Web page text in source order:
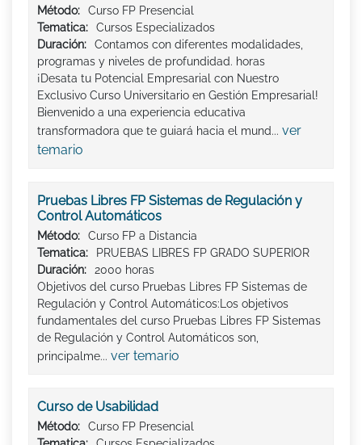
Método:
Curso FP Presencial
Tematica:
Cursos Especializados
Duración:
Contamos con diferentes modalidades,
programas y niveles de profundidad. horas
¡Desata tu Potencial Empresarial con Nuestro
Exclusivo Curso Universitario en Gestión Empresarial!
Bienvenido a una experiencia educativa
transformadora que te guiará hacia el mund... ver
temario
Pruebas Libres FP Sistemas de Regulación y
Control Automáticos
Método:
Curso FP a Distancia
Tematica:
PRUEBAS LIBRES FP GRADO SUPERIOR
Duración:
2000 horas
Objetivos del curso Pruebas Libres FP Sistemas de
Regulación y Control Automáticos:Los objetivos
fundamentales del curso Pruebas Libres FP Sistemas
de Regulación y Control Automáticos son,
principalme... ver temario
Curso de Usabilidad
Método:
Curso FP Presencial